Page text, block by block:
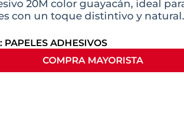
20M color guayacán, ideal
con un toque distintivo y natural.
PAPELES ADHESIVOS
COMPRA MAYORISTA